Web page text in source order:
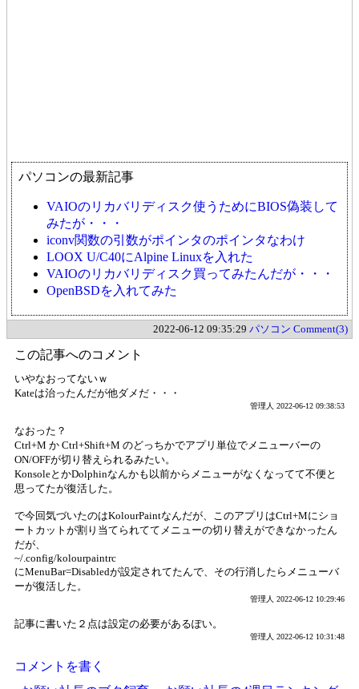
パソコンの最新記事
VAIOのリカバリディスク使うためにBIOS偽装して
みたが・・・
iconv関数の引数がポインタのポインタなわけ
LOOX U/C40にAlpine Linuxを入れた
VAIOのリカバリディスク買ってみたんだが・・・
OpenBSDを入れてみた
2022-06-12 09:35:29 パソコン Comment(3)
この記事へのコメント
いやなおってないｗ
Kateは治ったんだが他ダメだ・・・
管理人 2022-06-12 09:38:53
なおった？
Ctrl+M か Ctrl+Shift+M のどっちかでアプリ単位でメニューバーの
ON/OFFが切り替えられるみたい。
KonsoleとかDolphinなんかも以前からメニューがなくなってて不便と
思ってたが復活した。
で今回気づいたのはKolourPaintなんだが、このアプリはCtrl+Mにショ
ートカットが割り当てられててメニューの切り替えができなかったん
だが、
~/.config/kolourpaintrc
にMenuBar=Disabledが設定されてたんで、その行消したらメニューバ
ーが復活した。
管理人 2022-06-12 10:29:46
記事に書いた２点は設定の必要があるぽい。
管理人 2022-06-12 10:31:48
コメントを書く